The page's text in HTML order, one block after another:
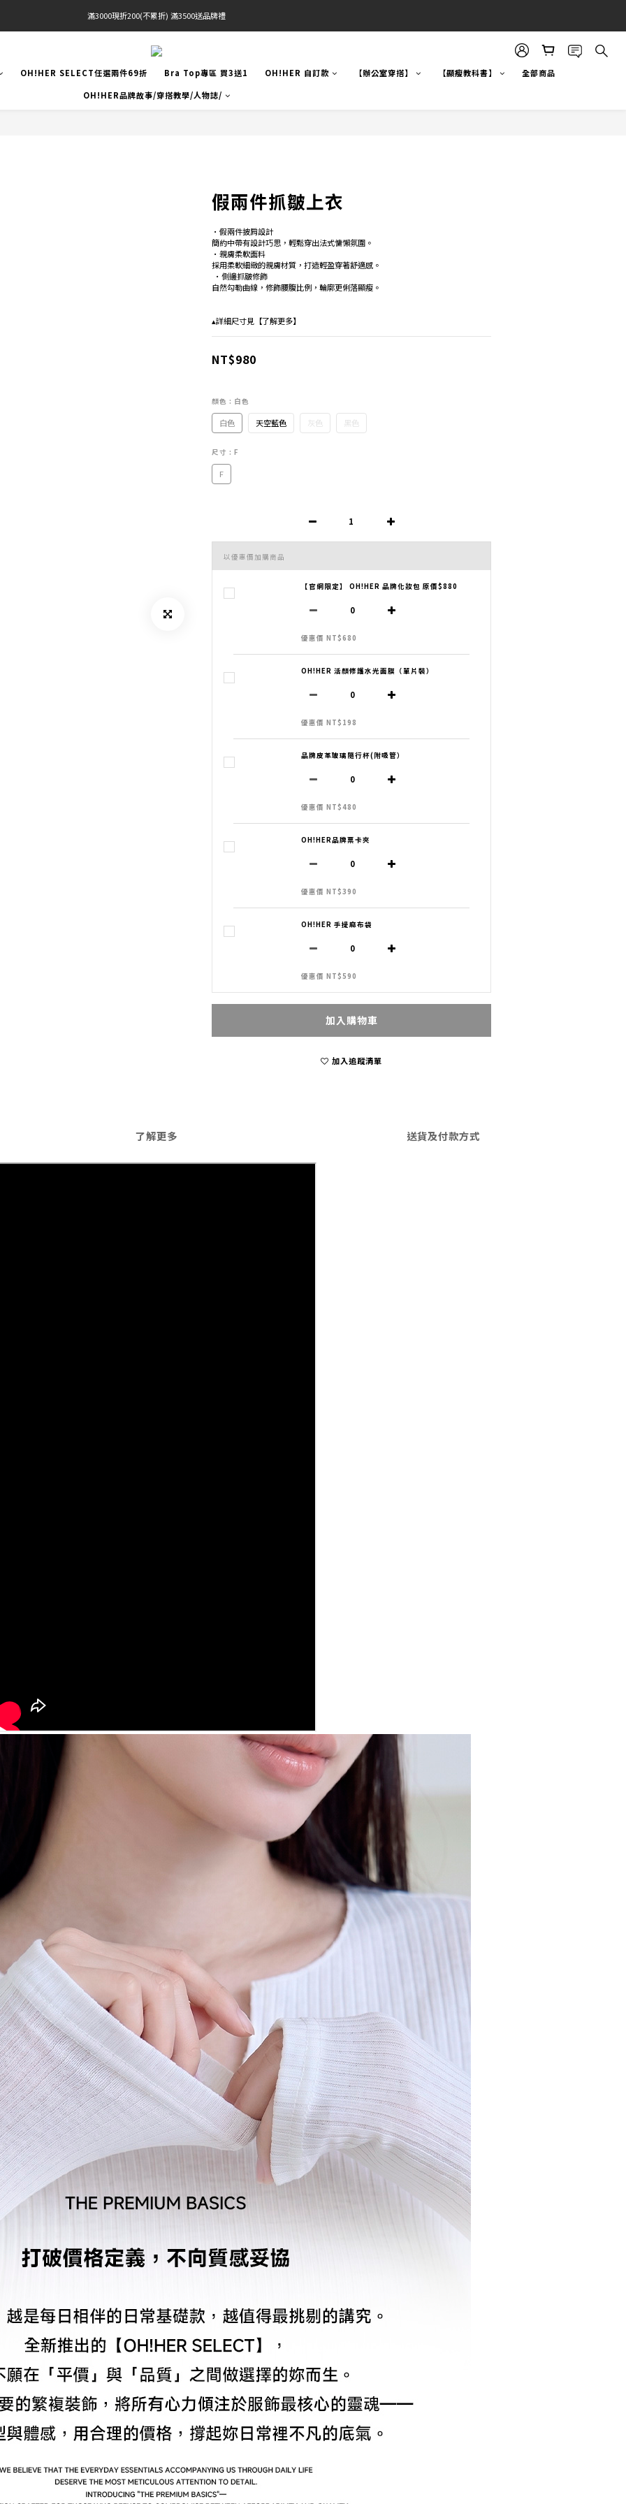
官網限定! 滿千免運(僅限台灣本島)
滿3000現折200(不累折) 滿3500送品牌禮
BRATOP專區買三送一 | 指定專區買一送一
官網限定! 滿千免運(僅限台灣本島)
OH!HER SELECT任選兩件69折 Bra Top專區 買3送1 OH!HER 自訂款 【辦公室穿搭】 【顯瘦教科書】
全部商品
OH!HER品牌故事/穿搭教學/人物誌/
假兩件抓皺上衣
•假兩件披肩設計
簡約中帶有設計巧思，輕鬆穿出法式慵懶氛圍。
•親膚柔軟面料
採用柔軟細緻的親膚材質，打造輕盈穿著舒適感。
•側邊抓皺修飾
自然勾勒曲線，修飾腰腹比例，輪廓更俐落顯瘦。
▴詳細尺寸見【了解更多】
NT$980
顏色 : 白色
白色 天空藍色 灰色 黑色
尺寸 : F
F
以優惠價加購商品
【官網限定】 OH!HER 品牌化妝包 原價$880
優惠價 NT$680
OH!HER 活顏修護水光面膜（單片裝）
優惠價 NT$198
品牌皮革玻璃隨行杯(附吸管）
優惠價 NT$480
OH!HER品牌票卡夾
優惠價 NT$390
OH!HER 手提麻布袋
優惠價 NT$590
加入購物車
加入追蹤清單
了解更多 送貨及付款方式